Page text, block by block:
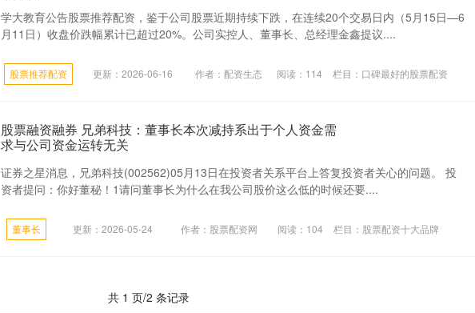
学大教育公告股票推荐配资，鉴于公司股票近期持续下跌，在连续20个交易日内（5月15日—6
月11日）收盘价跌幅累计已超过20%。公司实控人、董事长、总经理金鑫提议....
股票推荐配资 更新：2026-06-16 作者：配资生态 阅读： 114 栏目： 口碑最好的股票配资
股票融资融券 兄弟科技：董事长本次减持系出于个人资金需
求与公司资金运转无关
证券之星消息，兄弟科技(002562)05月13日在投资者关系平台上答复投资者关心的问题。 投
资者提问：你好董秘！1请问董事长为什么在我公司股价这么低的时候还要....
董事长 更新：2026-05-24 作者：股票配资网 阅读： 104 栏目： 股票配资十大品牌
共 1 页/2 条记录